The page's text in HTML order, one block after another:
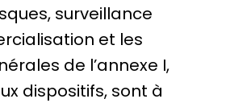
surveillance
et les
de l’annexe I,
dispositifs, sont à